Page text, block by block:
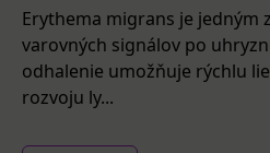
Erythema migrans je jedným
varovných signálov po
odhalenie umožňuje rýchlu
rozvoju ly...